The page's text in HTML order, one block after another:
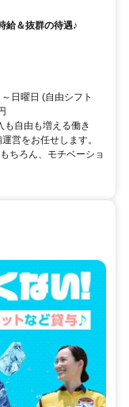
給＆抜群の待遇♪
日曜日 (自由シフト
も自由も増える働き
営をお任せします。
ちろん、モチベーショ